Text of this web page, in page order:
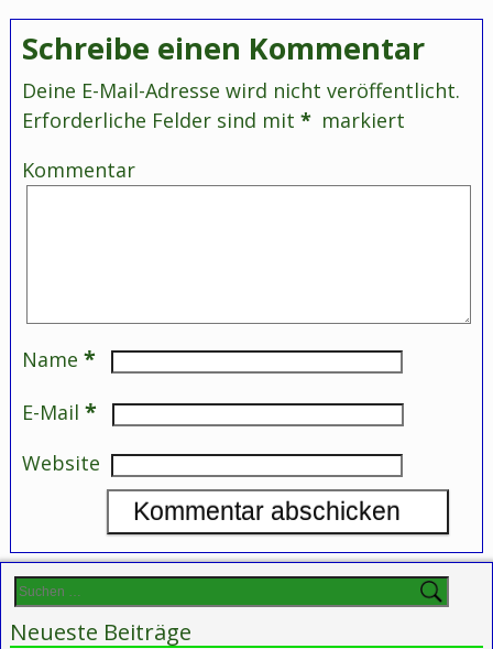
Schreibe einen Kommentar
Deine E-Mail-Adresse wird nicht veröffentlicht.
Erforderliche Felder sind mit * markiert
Kommentar
Name *
E-Mail *
Website
Neueste Beiträge